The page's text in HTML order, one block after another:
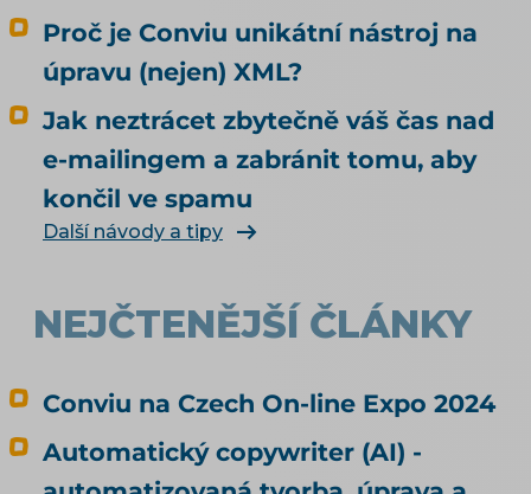
Proč je Conviu unikátní nástroj na
úpravu (nejen) XML?
Jak neztrácet zbytečně váš čas nad
e-mailingem a zabránit tomu, aby
končil ve spamu
Další návody a tipy
NEJČTENĚJŠÍ ČLÁNKY
Conviu na Czech On-line Expo 2024
Automatický copywriter (AI) -